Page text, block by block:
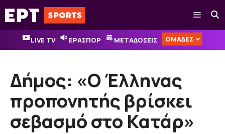
Μετάβαση
σε
περιεχόμενο
Μενού
LIVE TV ΕΡΑΣΠΟΡ ΜΕΤΑΔΟΣΕΙΣ ΟΜΑΔΕΣ
Δήμος: «Ο Έλληνας
προπονητής βρίσκει
σεβασμό στο Κατάρ»